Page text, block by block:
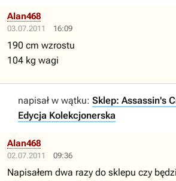
03.07.2011 16:09
Alan468
190 cm wzrostu
104 kg wagi
napisał w wątku: Sklep: Assassin's
Edycja Kolekcjonerska
02.07.2011 09:36
Alan468
Napisałem dwa razy do sklepu czy